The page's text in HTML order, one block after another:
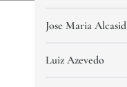
Jose Maria Alcasid
Luiz Azevedo